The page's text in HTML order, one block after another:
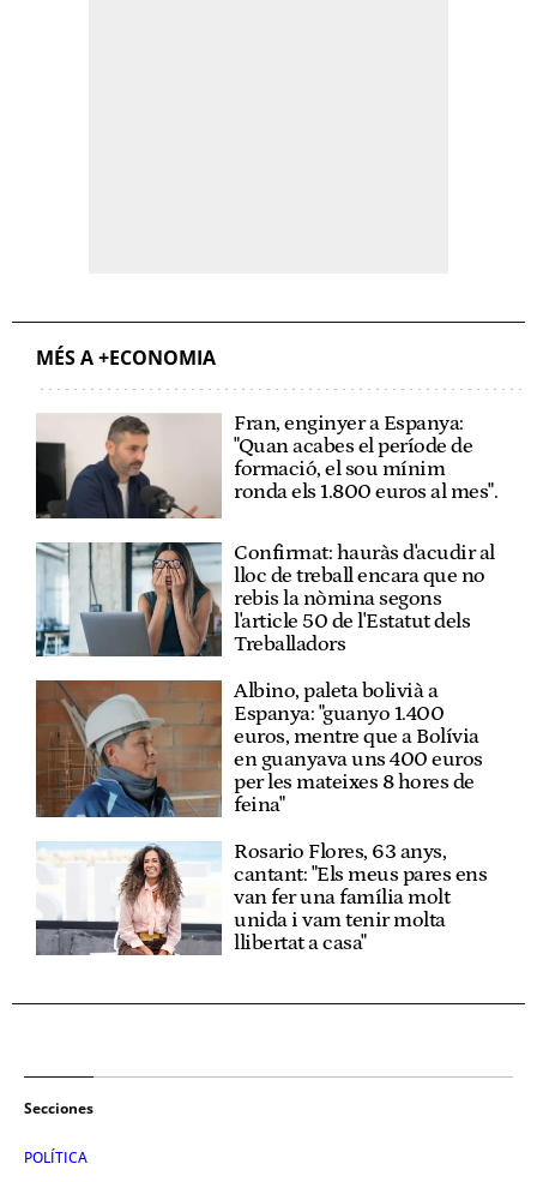
MÉS A +ECONOMIA
Fran, enginyer a Espanya:
"Quan acabes el període de
formació, el sou mínim
ronda els 1.800 euros al mes".
Confirmat: hauràs d'acudir al
lloc de treball encara que no
rebis la nòmina segons
l'article 50 de l'Estatut dels
Treballadors
Albino, paleta bolivià a
Espanya: "guanyo 1.400
euros, mentre que a Bolívia
en guanyava uns 400 euros
per les mateixes 8 hores de
feina"
Rosario Flores, 63 anys,
cantant: "Els meus pares ens
van fer una família molt
unida i vam tenir molta
llibertat a casa"
Secciones
POLÍTICA